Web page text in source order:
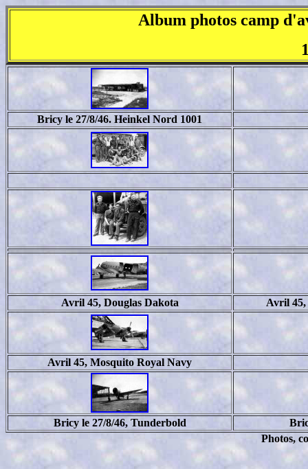
Album photos camp
Bricy le 27/8/46. Heinkel Nord 1001
Avril 45, Douglas Dakota Avril
Avril 45, Mosquito Royal Navy
Bricy le 27/8/46, Tunderbold
Photos,